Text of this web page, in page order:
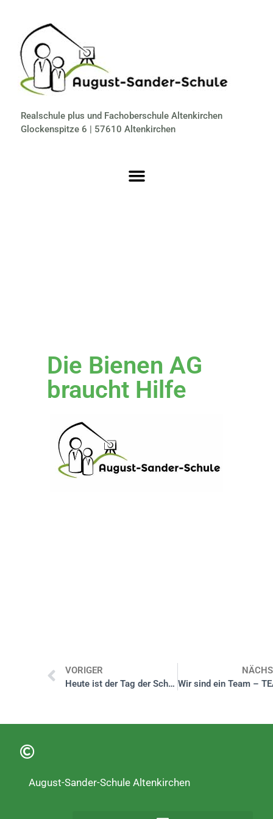
Realschule plus und Fachoberschule Altenkirchen
Glockenspitze 6 | 57610 Altenkirchen
Die Bienen AG
braucht Hilfe
VORIGER
Heute ist der Tag der Schulverpflegung
August-Sander-Schule Altenkirchen